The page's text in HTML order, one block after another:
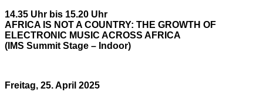
14.35 Uhr bis 15.20 Uhr
AFRICA IS NOT A COUNTRY: THE GROWTH OF
ELECTRONIC MUSIC ACROSS AFRICA
(IMS Summit Stage – Indoor)
Freitag, 25. April 2025